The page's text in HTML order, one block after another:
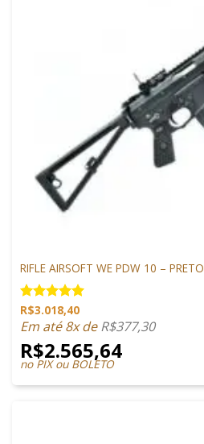
RIFLE AIRSOFT WE PDW 10 – PRETO
Avaliação
5.00 de 5
R$3.018,40
Em até 8x deR$377,30
R$2.565,64
no PIX ou BOLETO